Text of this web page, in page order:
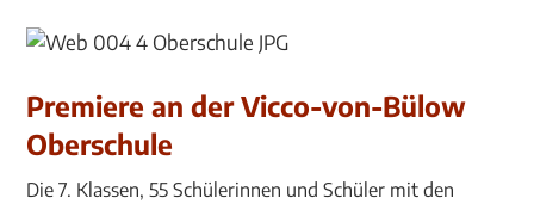
Premiere an der Vicco-von-Bülow
Oberschule
Die 7. Klassen, 55 Schülerinnen und Schüler mit den